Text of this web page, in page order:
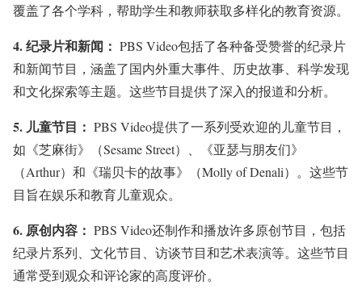
覆盖了各个学科，帮助学生和教师获取多样化的教育资源。
4.纪录片和新闻： PBS Video包括了各种备受赞誉的纪录片
和新闻节目，涵盖了国内外重大事件、历史故事、科学发现
和文化探索等主题。这些节目提供了深入的报道和分析。
5. 儿童节目： PBS Video提供了一系列受欢迎的儿童节目，
如《芝麻街》（Sesame Street）、《亚瑟与朋友们》
（Arthur）和《瑞贝卡的故事》（Molly of Denali）。这些节
目旨在娱乐和教育儿童观众。
6. 原创内容： PBS Video还制作和播放许多原创节目，包括
纪录片系列、文化节目、访谈节目和艺术表演等。这些节目
通常受到观众和评论家的高度评价。